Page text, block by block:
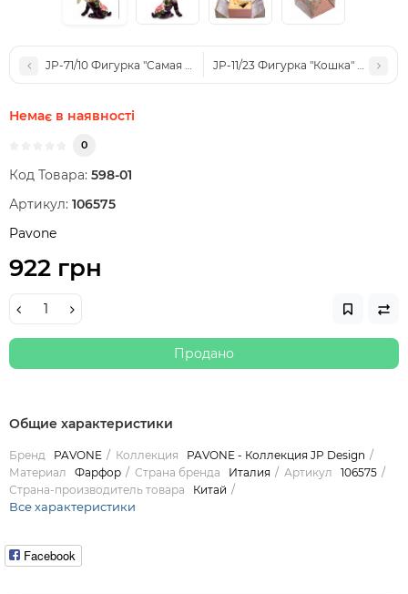
JP-71/10 Фигурка "Самая лучшая мама" (Pavone)
JP-11/23 Фигурка "Кошка" (Pavone)
Немає в наявності
0
Код Товара: 598-01
Артикул: 106575
Pavone
922 грн
Продано
Общие характеристики
Бренд PAVONE Коллекция
PAVONE - Коллекция JP Design
Материал
Фарфор Страна бренда Италия Артикул
106575
Страна-производитель товара
Китай
Все характеристики
Facebook